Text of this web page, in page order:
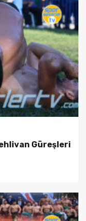
Güreşleri